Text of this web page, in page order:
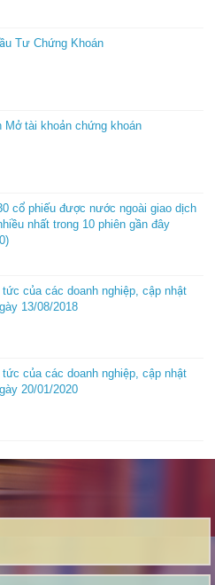
Tư Chứng Khoán
Mở tài khoản chứng khoán
cổ phiếu được nước ngoài giao dịch
nhất trong 10 phiên gần đây
của các doanh nghiệp, cập nhật
13/08/2018
của các doanh nghiệp, cập nhật
20/01/2020